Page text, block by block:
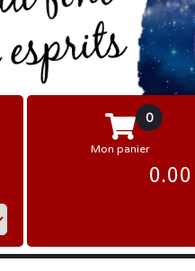
Translate
0
Mon panier
0.00